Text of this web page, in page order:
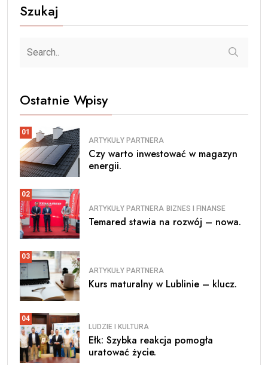
Szukaj
Ostatnie Wpisy
01
ARTYKUŁY PARTNERA
Czy warto inwestować w magazyn
energii.
02
ARTYKUŁY PARTNERA BIZNES I FINANSE
Temared stawia na rozwój – nowa.
03
ARTYKUŁY PARTNERA
Kurs maturalny w Lublinie – klucz.
04
LUDZIE I KULTURA
Ełk: Szybka reakcja pomogła
uratować życie.